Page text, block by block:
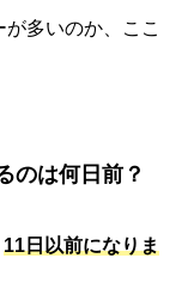
多いのか、ここ
のは何日前？
11日以前になりま